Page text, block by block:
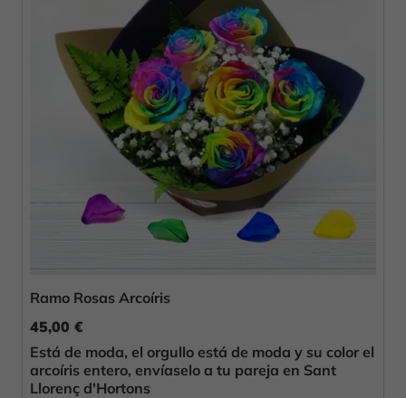
Ramo Rosas Arcoíris
45,00 €
Está de moda, el orgullo está de moda y su color el
arcoíris entero, envíaselo a tu pareja en Sant
Llorenç d'Hortons